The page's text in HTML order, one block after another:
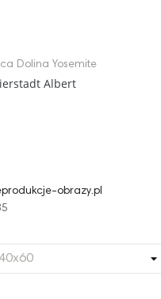
Dolina Yosemite
Albert
obrazy.pl